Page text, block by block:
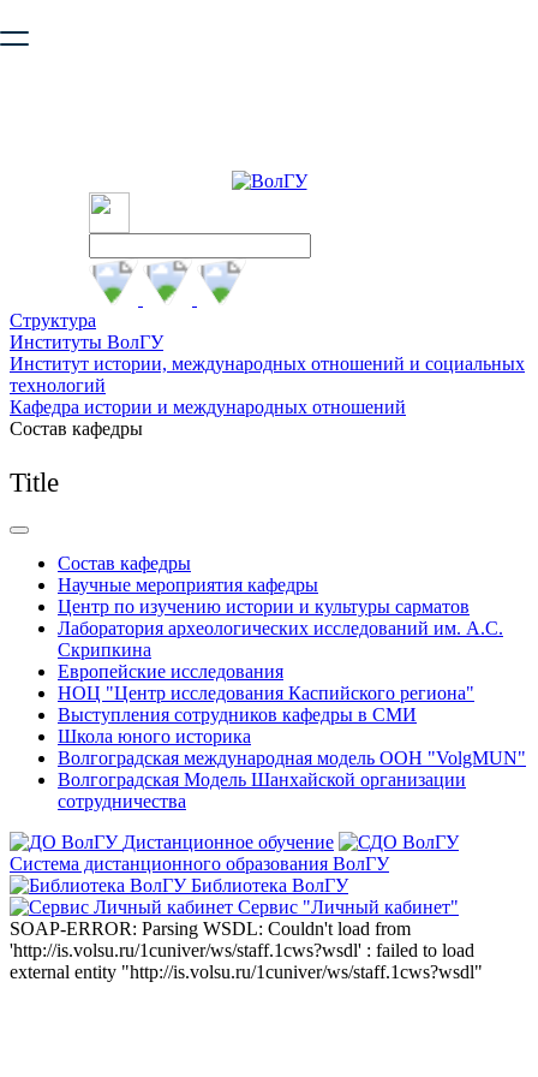
безопасную работу с сайтом. Пожалуйста
Структура
Институты ВолГУ
Институт истории, международных отношений и социальных
технологий
Кафедра истории и международных отношений
Состав кафедры
Title
Состав кафедры
Научные мероприятия кафедры
Центр по изучению истории и культуры сарматов
Лаборатория археологических исследований им. А.С.
Скрипкина
Европейские исследования
НОЦ "Центр исследования Каспийского региона"
Выступления сотрудников кафедры в СМИ
Школа юного историка
Волгоградская международная модель ООН "VolgMUN"
Волгоградская Модель Шанхайской организации
сотрудничества
Дистанционное обучение
Система дистанционного образования ВолГУ
Библиотека ВолГУ
Сервис "Личный кабинет"
SOAP-ERROR: Parsing WSDL: Couldn't load from
'http://is.volsu.ru/1cuniver/ws/staff.1cws?wsdl' : failed to load
external entity "http://is.volsu.ru/1cuniver/ws/staff.1cws?wsdl"